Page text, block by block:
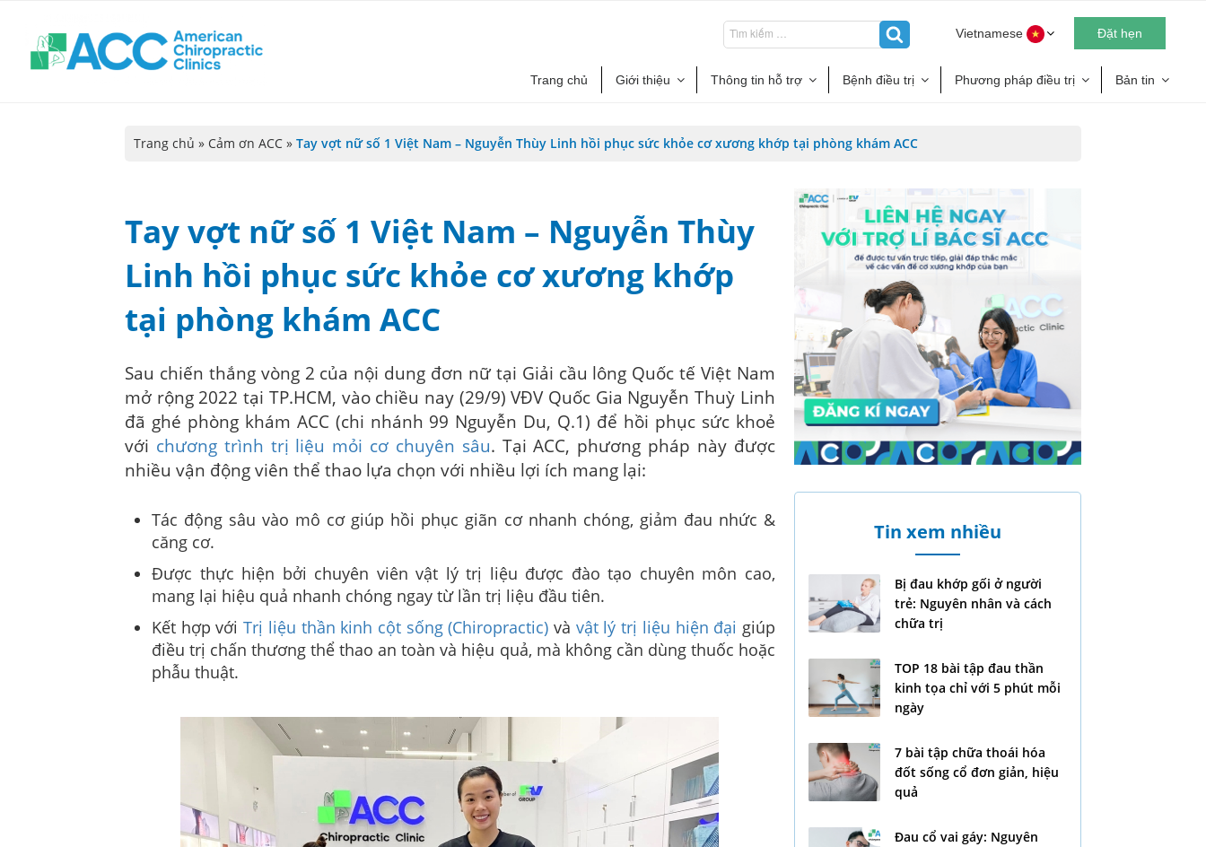
Vietnamese Đặt hẹn
Trang chủ Giới thiệu Thông tin hỗ trợ Bệnh điều trị Phương pháp điều trị Bản tin
Trang chủ » Cảm ơn ACC » Tay vợt nữ số 1 Việt Nam – Nguyễn Thùy Linh hồi phục sức khỏe cơ xương khớp tại phòng khám ACC
Tay vợt nữ số 1 Việt Nam – Nguyễn Thùy
Linh hồi phục sức khỏe cơ xương khớp
tại phòng khám ACC
Sau chiến thắng vòng 2 của nội dung đơn nữ tại Giải cầu lông Quốc tế Việt Nam
mở rộng 2022 tại TP.HCM, vào chiều nay (29/9) VĐV Quốc Gia Nguyễn Thuỳ Linh
đã ghé phòng khám ACC (chi nhánh 99 Nguyễn Du, Q.1) để hồi phục sức khoẻ
với chương trình trị liệu mỏi cơ chuyên sâu. Tại ACC, phương pháp này được
nhiều vận động viên thể thao lựa chọn với nhiều lợi ích mang lại:
Tác động sâu vào mô cơ giúp hồi phục giãn cơ nhanh chóng, giảm đau nhức &
căng cơ.
Được thực hiện bởi chuyên viên vật lý trị liệu được đào tạo chuyên môn cao,
mang lại hiệu quả nhanh chóng ngay từ lần trị liệu đầu tiên.
Kết hợp vớiTrị liệu thần kinh cột sống (Chiropractic) và vật lý trị liệu hiện đại giúp
điều trị chấn thương thể thao an toàn và hiệu quả, mà không cần dùng thuốc hoặc
phẫu thuật.
Tin xem nhiều
Bị đau khớp gối ở người
trẻ: Nguyên nhân và cách
chữa trị
TOP 18 bài tập đau thần
kinh tọa chỉ với 5 phút mỗi
ngày
7 bài tập chữa thoái hóa
đốt sống cổ đơn giản, hiệu
quả
Đau cổ vai gáy: Nguyên